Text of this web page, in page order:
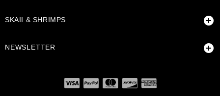
SKAII & SHRIMPS 
NEWSLETTER 